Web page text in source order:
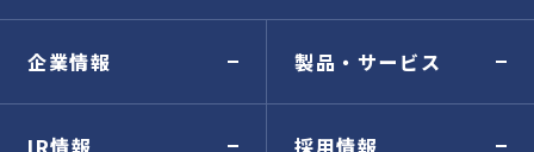
企業情報 製品・サービス